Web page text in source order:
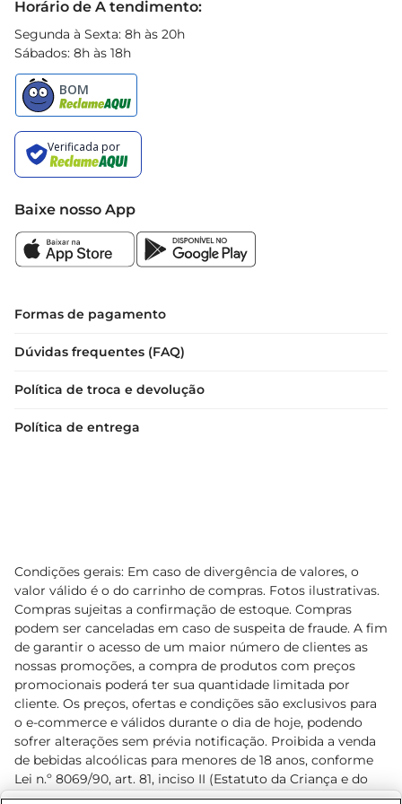
Horário de A tendimento:
Segunda à Sexta: 8h às 20h
Sábados: 8h às 18h
Baixe nosso App
Formas de pagamento
Dúvidas frequentes (FAQ)
Política de troca e devolução
Política de entrega
Condições gerais: Em caso de divergência de valores, o
valor válido é o do carrinho de compras. Fotos ilustrativas.
Compras sujeitas a confirmação de estoque. Compras
podem ser canceladas em caso de suspeita de fraude. A fim
de garantir o acesso de um maior número de clientes as
nossas promoções, a compra de produtos com preços
promocionais poderá ter sua quantidade limitada por
cliente. Os preços, ofertas e condições são exclusivos para
o e-commerce e válidos durante o dia de hoje, podendo
sofrer alterações sem prévia notificação. Proibida a venda
de bebidas alcoólicas para menores de 18 anos, conforme
Lei n.º 8069/90, art. 81, inciso II (Estatuto da Criança e do
Adolescente). Preços e condições exclusivos para o